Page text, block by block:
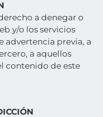
a denegar o
y/o los servicios
advertencia previa, a
a aquellos
contenido de este